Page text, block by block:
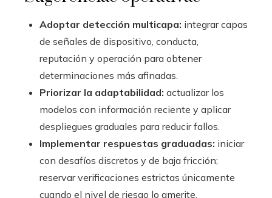
Adoptar detección multicapa: integrar capas
de señales de dispositivo, conducta,
reputación y operación para obtener
determinaciones más afinadas.
Priorizar la adaptabilidad: actualizar los
modelos con información reciente y aplicar
despliegues graduales para reducir fallos.
Implementar respuestas graduadas: iniciar
con desafíos discretos y de baja fricción;
reservar verificaciones estrictas únicamente
cuando el nivel de riesgo lo amerite.